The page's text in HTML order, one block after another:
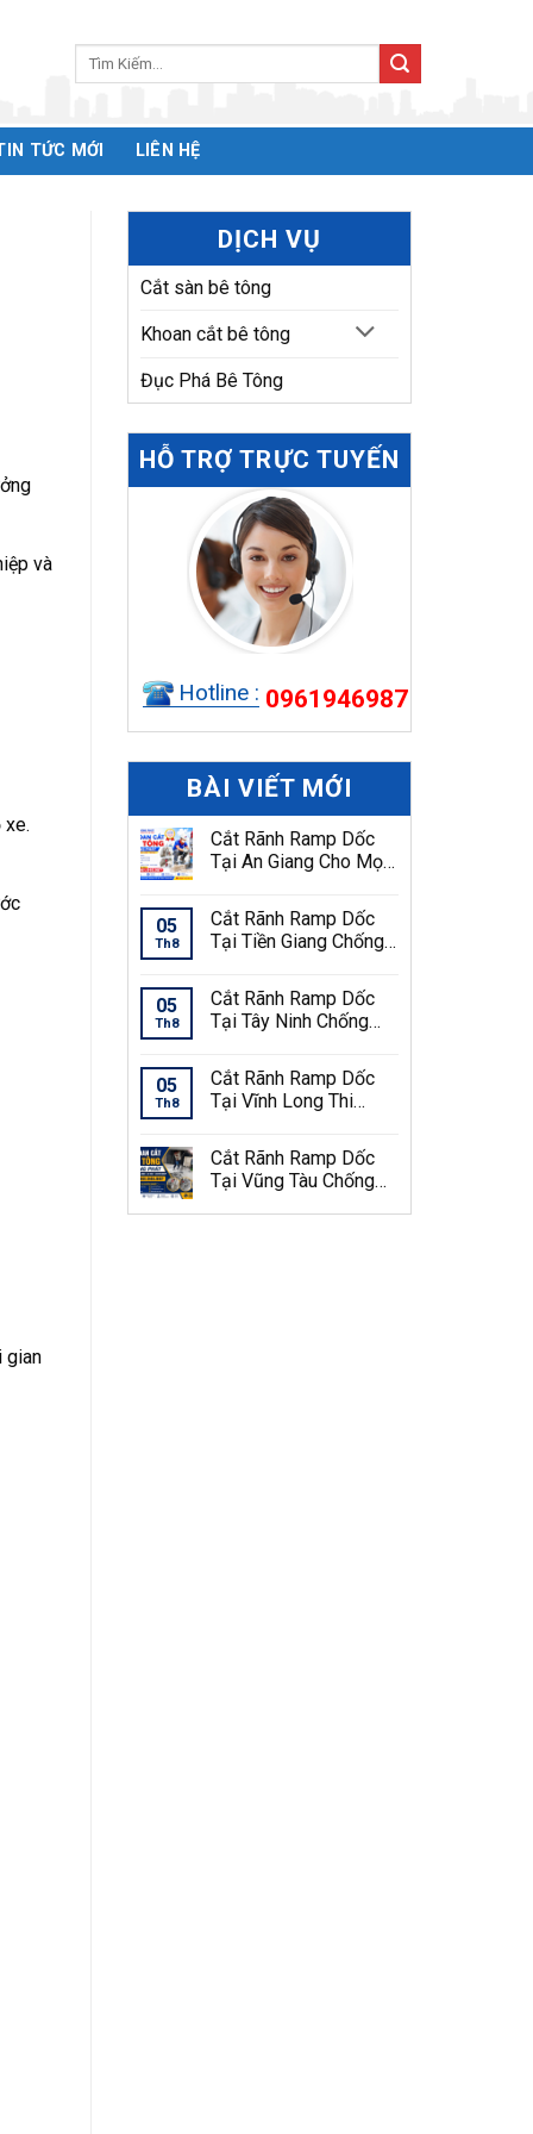
TỨC MỚI LIÊN HỆ
và
xe.
gian
DỊCH VỤ
Cắt sàn bê tông
Khoan cắt bê tông
Đục Phá Bê Tông
HỖ TRỢ TRỰC TUYẾN
Hotline : 0961946987
BÀI VIẾT MỚI
Cắt Rãnh Ramp Dốc
Tại An Giang Cho Mọi
05
Th8
Cắt Rãnh Ramp Dốc
Tại Tiền Giang Chống
05
Th8
Cắt Rãnh Ramp Dốc
Tại Tây Ninh Chống
05
Th8
Cắt Rãnh Ramp Dốc
Tại Vĩnh Long Thi
Cắt Rãnh Ramp Dốc
Tại Vũng Tàu Chống